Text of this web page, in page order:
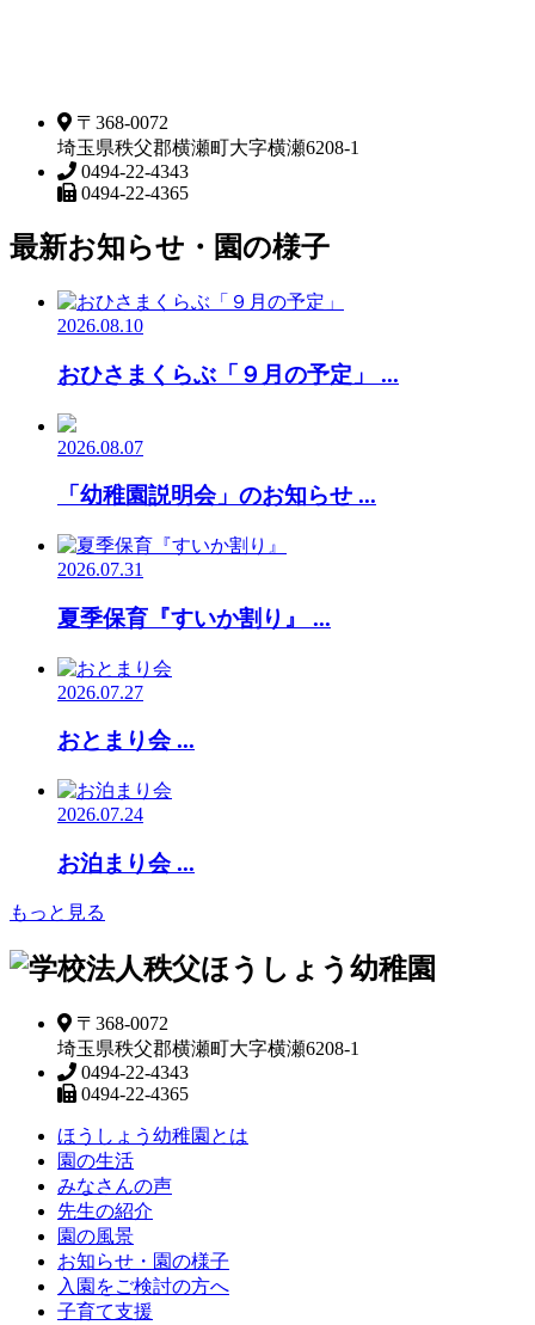
〒368-0072
埼玉県秩父郡横瀬町大字横瀬6208-1
0494-22-4343
0494-22-4365
最新お知らせ・園の様子
2026.08.10
おひさまくらぶ「９月の予定」 ...
2026.08.07
「幼稚園説明会」のお知らせ ...
2026.07.31
夏季保育『すいか割り』 ...
2026.07.27
おとまり会 ...
2026.07.24
お泊まり会 ...
もっと見る
〒368-0072
埼玉県秩父郡横瀬町大字横瀬6208-1
0494-22-4343
0494-22-4365
ほうしょう幼稚園とは
園の生活
みなさんの声
先生の紹介
園の風景
お知らせ・園の様子
入園をご検討の方へ
子育て支援